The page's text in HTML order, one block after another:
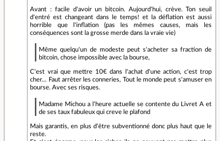
Avant : facile d'avoir un bitcoin. Aujourd'hui, crève. Ton seuil
d'entré est changeant dans le temps! et la déflation est aussi
horrible que l'inflation (pas les mêmes causes, mais les
conséquences sont la grosse merde dans la vraie vie)
Même quelqu'un de modeste peut s'acheter sa fraction de
bitcoin, chose impossible avec la bourse,
C'est vrai que mettre 10€ dans l'achat d'une action, c'est trop
cher… Faut arrêter les conneries, Tout le monde peut s'amuser en
bourse. Avec ses risques.
Madame Michou a l'heure actuelle se contente du Livret A et
de ses taux fabuleux qui creve le plafond
Mais garantis, en plus d'être subventionné donc plus haut que le
reste.